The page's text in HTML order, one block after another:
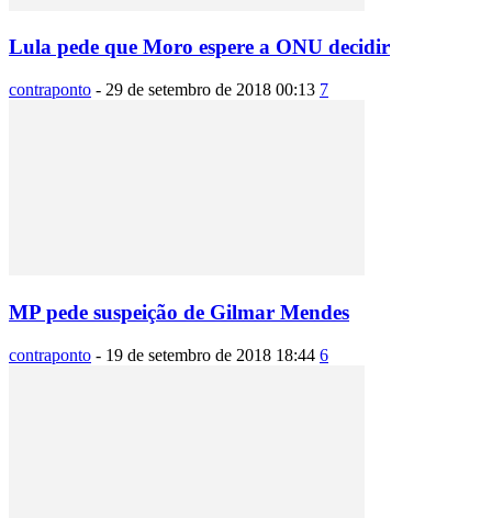
Lula pede que Moro espere a ONU decidir
contraponto - 29 de setembro de 2018 00:13 7
MP pede suspeição de Gilmar Mendes
contraponto - 19 de setembro de 2018 18:44 6